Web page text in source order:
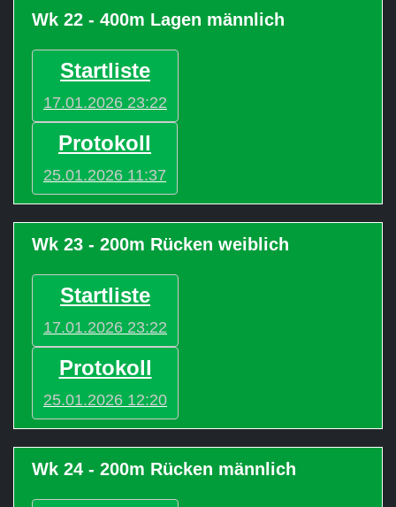
Wk 22 - 400m Lagen männlich
Startliste
17.01.2026 23:22
Protokoll
25.01.2026 11:37
Wk 23 - 200m Rücken weiblich
Startliste
17.01.2026 23:22
Protokoll
25.01.2026 12:20
Wk 24 - 200m Rücken männlich